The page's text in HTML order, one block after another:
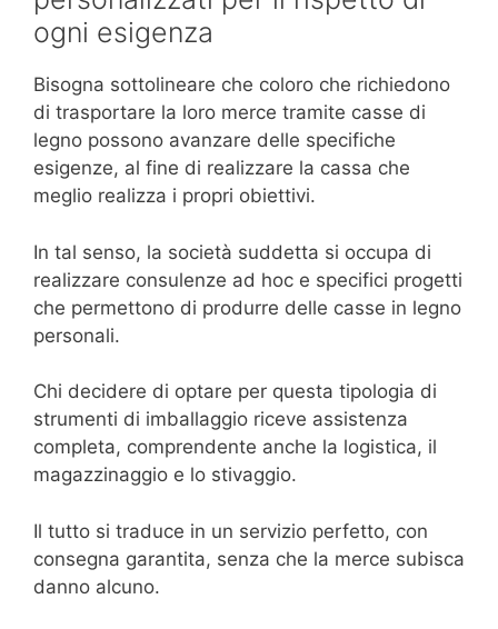
ogni esigenza
Bisogna sottolineare che coloro che richiedono
di trasportare la loro merce tramite casse di
legno possono avanzare delle specifiche
esigenze, al fine di realizzare la cassa che
meglio realizza i propri obiettivi.
In tal senso, la società suddetta si occupa di
realizzare consulenze ad hoc e specifici progetti
che permettono di produrre delle casse in legno
personali.
Chi decidere di optare per questa tipologia di
strumenti di imballaggio riceve assistenza
completa, comprendente anche la logistica, il
magazzinaggio e lo stivaggio.
Il tutto si traduce in un servizio perfetto, con
consegna garantita, senza che la merce subisca
danno alcuno.